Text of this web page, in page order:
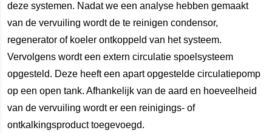
deze systemen. Nadat we een analyse hebben gemaakt
van de vervuiling wordt de te reinigen condensor,
regenerator of koeler ontkoppeld van het systeem.
Vervolgens wordt een extern circulatie spoelsysteem
opgesteld. Deze heeft een apart opgestelde circulatiepomp
op een open tank. Afhankelijk van de aard en hoeveelheid
van de vervuiling wordt er een reinigings- of
ontkalkingsproduct toegevoegd.